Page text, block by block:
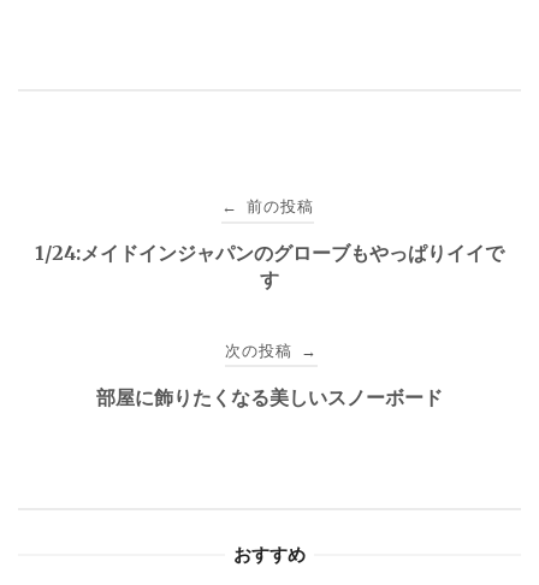
稿
← 前の投稿
1/24:メイドインジャパンのグローブもやっぱりイイで
す
次の投稿 →
部屋に飾りたくなる美しいスノーボード
おすすめ